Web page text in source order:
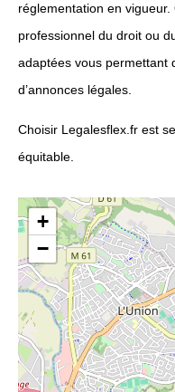
réglementation en
professionnel du droit ou
adaptées vous permettant
d’annonces légales.
Choisir Legalesflex.fr est
équitable.
+
−